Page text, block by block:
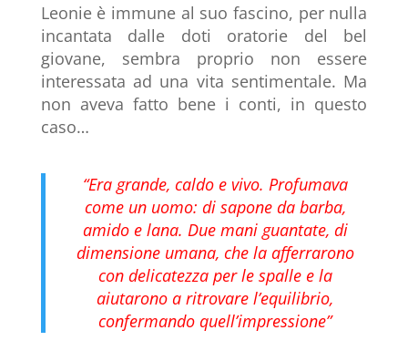
Leonie è immune al suo fascino, per nulla
incantata dalle doti oratorie del bel
giovane, sembra proprio non essere
interessata ad una vita sentimentale. Ma
non aveva fatto bene i conti, in questo
caso…
“Era grande, caldo e vivo. Profumava
come un uomo: di sapone da barba,
amido e lana. Due mani guantate, di
dimensione umana, che la afferrarono
con delicatezza per le spalle e la
aiutarono a ritrovare l’equilibrio,
confermando quell’impressione”